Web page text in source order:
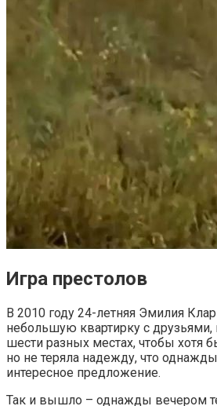
Игра престолов
В 2010 году 24-летняя Эмилия
небольшую квартирку с друзьями,
шести разных местах, чтобы хотя
но не теряла надежду, что
интересное предложение.
Так и вышло – однажды вечером